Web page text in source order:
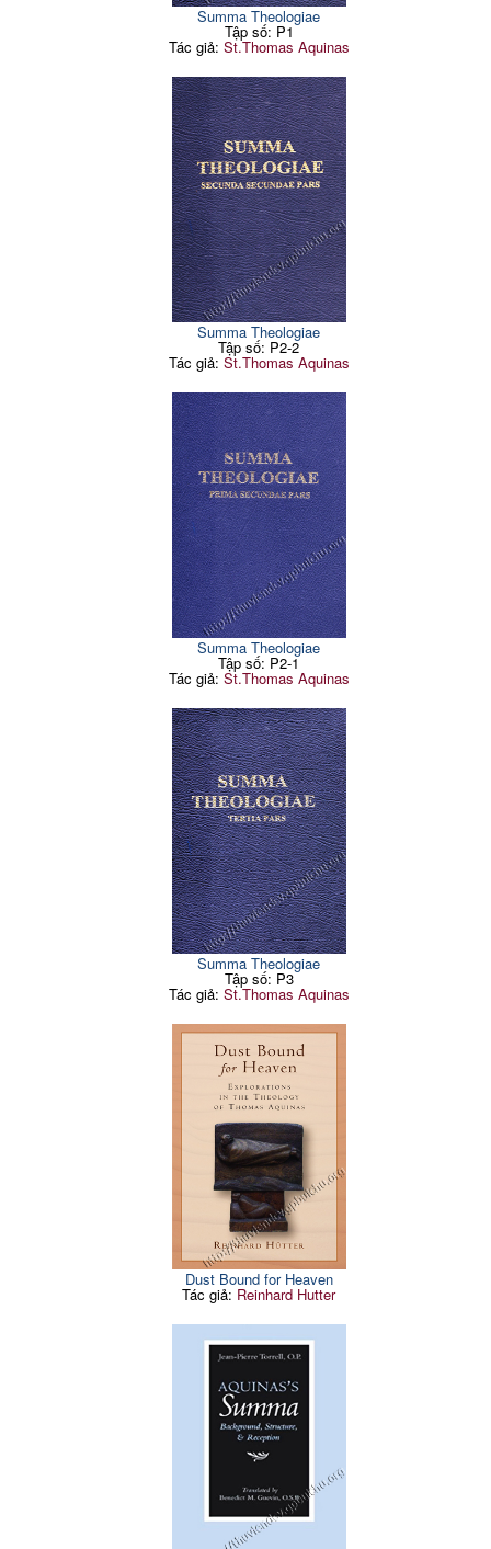
Summa Theologiae
Tập số: P1
Tác giả: St.Thomas Aquinas
Summa Theologiae
Tập số: P2-2
Tác giả: St.Thomas Aquinas
Summa Theologiae
Tập số: P2-1
Tác giả: St.Thomas Aquinas
Summa Theologiae
Tập số: P3
Tác giả: St.Thomas Aquinas
Dust Bound for Heaven
Tác giả: Reinhard Hutter